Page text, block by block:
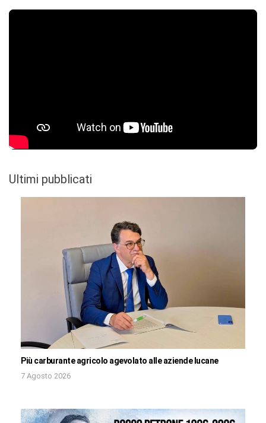
Ultimi pubblicati
Più carburante agricolo agevolato alle aziende lucane
7 Agosto 2026